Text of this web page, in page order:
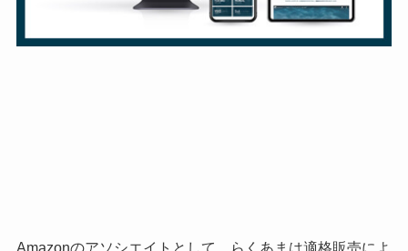
Amazonのアソシエイトとして、らくあまは適格販売によ